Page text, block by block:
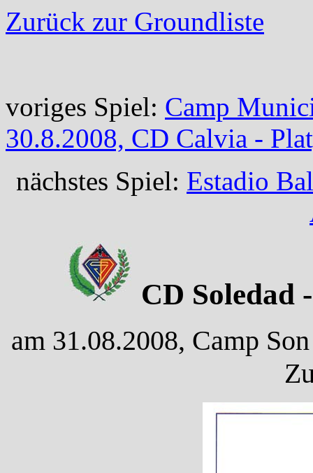
Zurück zur Groundliste
voriges Spiel: Camp
30.8.2008, CD Calvia -
nächstes Spiel: Estadio
CD Soledad
am 31.08.2008, Camp